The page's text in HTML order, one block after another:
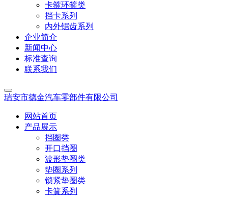
卡箍环箍类
挡卡系列
内外锯齿系列
企业简介
新闻中心
标准查询
联系我们
瑞安市德金汽车零部件有限公司
网站首页
产品展示
挡圈类
开口挡圈
波形垫圈类
垫圈系列
锁紧垫圈类
卡簧系列